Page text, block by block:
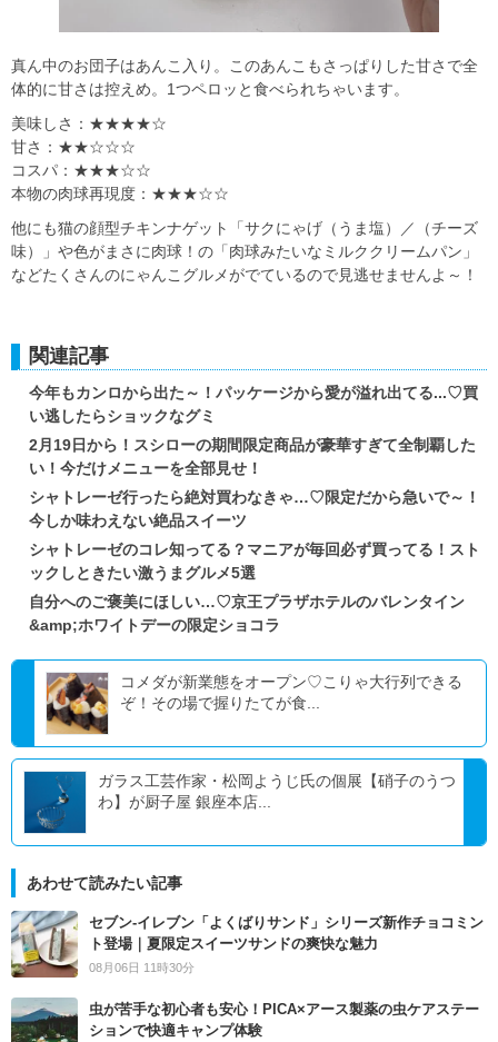
真ん中のお団子はあんこ入り。このあんこもさっぱりした甘さで全
体的に甘さは控えめ。1つペロッと食べられちゃいます。
美味しさ：★★★★☆
甘さ：★★☆☆☆
コスパ：★★★☆☆
本物の肉球再現度：★★★☆☆
他にも猫の顔型チキンナゲット「サクにゃげ（うま塩）／（チーズ
味）」や色がまさに肉球！の「肉球みたいなミルククリームパン」
などたくさんのにゃんこグルメがでているので見逃せませんよ～！
関連記事
今年もカンロから出た～！パッケージから愛が溢れ出てる...♡買
い逃したらショックなグミ
2月19日から！スシローの期間限定商品が豪華すぎて全制覇した
い！今だけメニューを全部見せ！
シャトレーゼ行ったら絶対買わなきゃ…♡限定だから急いで～！
今しか味わえない絶品スイーツ
シャトレーゼのコレ知ってる？マニアが毎回必ず買ってる！スト
ックしときたい激うまグルメ5選
自分へのご褒美にほしい…♡京王プラザホテルのバレンタイン
&amp;ホワイトデーの限定ショコラ
コメダが新業態をオープン♡こりゃ大行列できる
ぞ！その場で握りたてが食...
ガラス工芸作家・松岡ようじ氏の個展【硝子のうつ
わ】が厨子屋 銀座本店...
あわせて読みたい記事
セブン‐イレブン「よくばりサンド」シリーズ新作チョコミン
ト登場｜夏限定スイーツサンドの爽快な魅力
08月06日 11時30分
虫が苦手な初心者も安心！PICA×アース製薬の虫ケアステー
ションで快適キャンプ体験